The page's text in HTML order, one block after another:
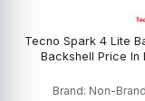
Tecno Spark 4 Lite
Backshell Price In
Brand: Non-Brand